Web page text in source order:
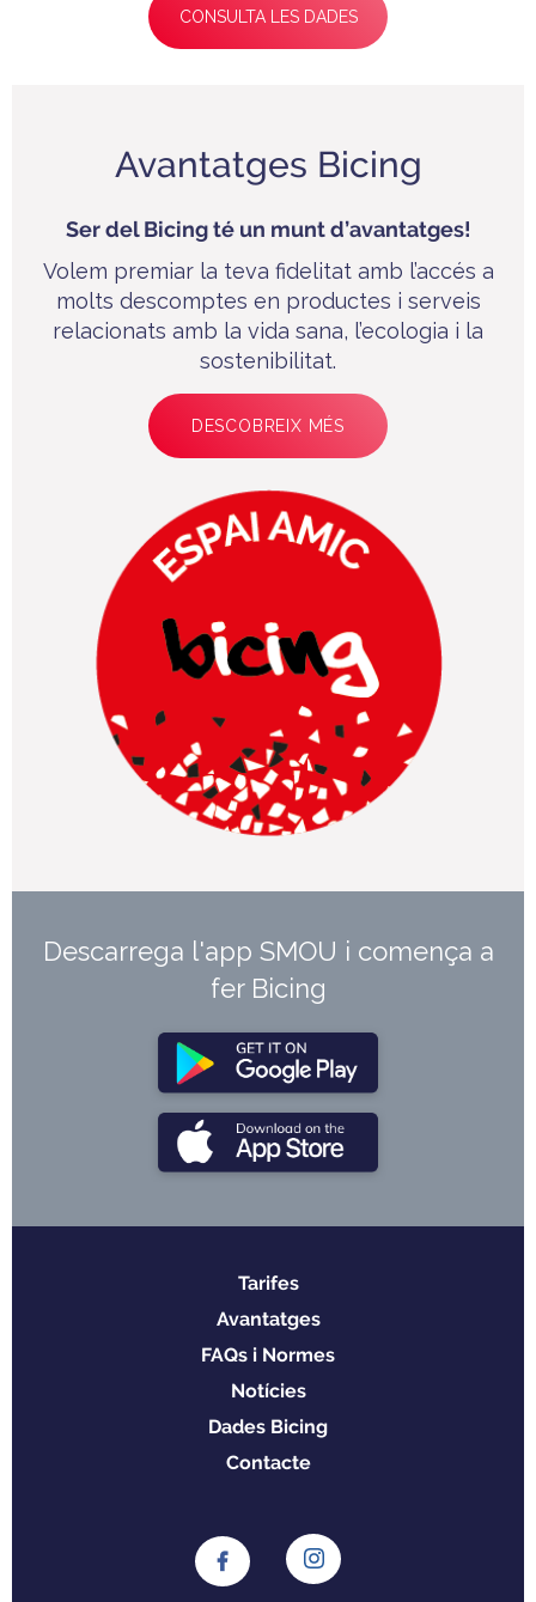
CONSULTA LES DADES
Avantatges Bicing
Ser del Bicing té un munt d’avantatges!
Volem premiar la teva fidelitat amb l’accés a
molts descomptes en productes i serveis
relacionats amb la vida sana, l’ecologia i la
sostenibilitat.
DESCOBREIX MÉS
Descarrega l'app SMOU i comença a
fer Bicing
Tarifes
Avantatges
FAQs i Normes
Notícies
Dades Bicing
Contacte